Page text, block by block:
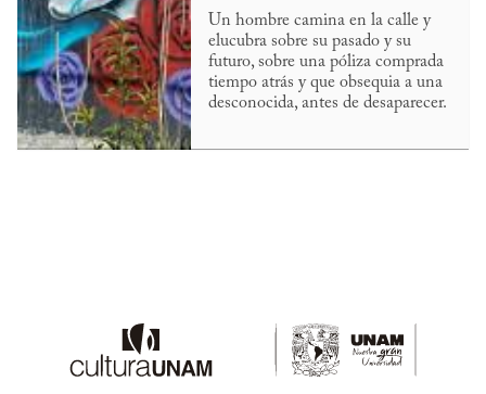
Un hombre camina en la calle y
elucubra sobre su pasado y su
futuro, sobre una póliza comprada
tiempo atrás y que obsequia a una
desconocida, antes de desaparecer.